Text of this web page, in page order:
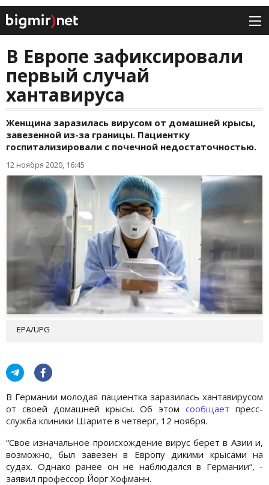
В Европе зафиксировали
первый случай
хантавируса
Женщина заразилась вирусом от домашней крысы,
завезенной из-за границы. Пациентку
госпитализировали с почечной недостаточностью.
12 ноября 2020, 16:45
EPA/UPG
В Германии молодая пациентка заразилась хантавирусом
от своей домашней крысы. Об этомсообщает пресс-
служба клиники Шарите в четверг, 12 ноября.
“Свое изначальное происхождение вирус берет в Азии и,
возможно, был завезен в Европу дикими крысами на
судах. Однако ранее он не наблюдался в Германии“, -
заявил профессор Йорг Хофманн.